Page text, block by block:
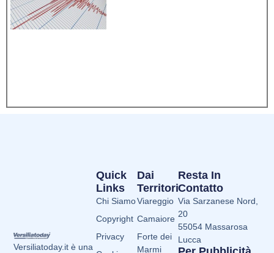
Versiliatoday.it è una
Dai
Territori
Viareggio
Camaiore
Forte dei
Marmi
Quick
Links
Chi Siamo
Copyright
Privacy
Resta In
Contatto
Via Sarzanese Nord,
20
55054 Massarosa
Lucca